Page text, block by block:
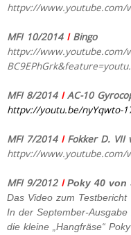
httpv://www.youtube.com/
MFI 10/2014 IBingo
httpv://www.youtube.com/
MFI 8/2014 IAC-10
httpv://youtu.be/nyYqwto-
MFI 7/2014 IFokker D. VII
httpv://www.youtube.com/
MFI 9/2012 IPoky 40 von
Das Video zum Testbericht
In der September-
die kleine „Hangfräse“